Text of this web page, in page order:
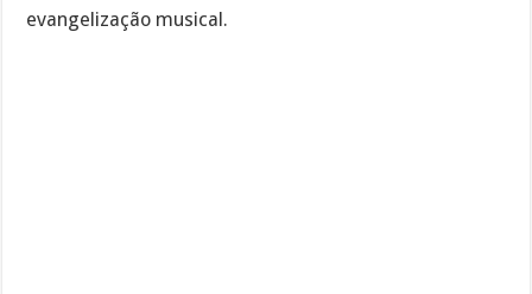
evangelização musical.